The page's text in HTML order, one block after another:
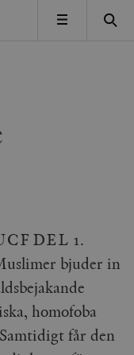
MENY
DEL 1.
bjuder in
homofoba
får den